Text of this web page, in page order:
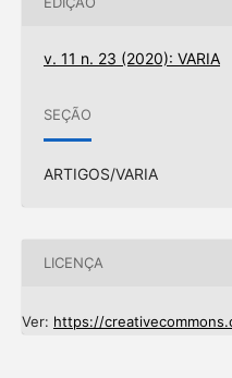
v. 11 n. 23 (2020): VARIA
SEÇÃO
ARTIGOS/VARIA
LICENÇA
Ver: https://